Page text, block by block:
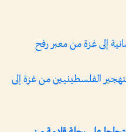
الفلسطينيين من غزة إلى